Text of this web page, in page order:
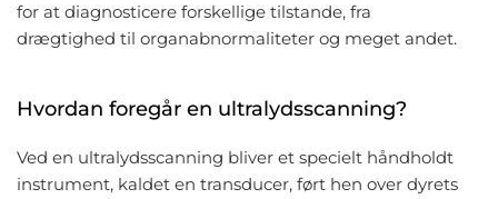
for at diagnosticere forskellige tilstande, fra
drægtighed til organabnormaliteter og meget andet.
Hvordan foregår en ultralydsscanning?
Ved en ultralydsscanning bliver et specielt håndholdt
instrument, kaldet en transducer, ført hen over dyrets